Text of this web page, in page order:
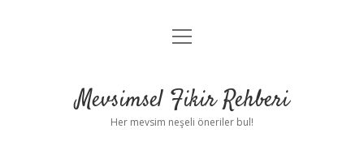
Anasayfa
Yasal Uyarı
menüyü
Mevsimsel Fikir Rehberi
Her mevsim neşeli öneriler bul!